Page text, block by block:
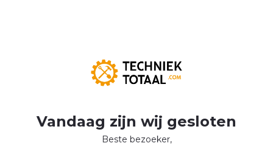
Vandaag zijn wij gesloten
Beste bezoeker,